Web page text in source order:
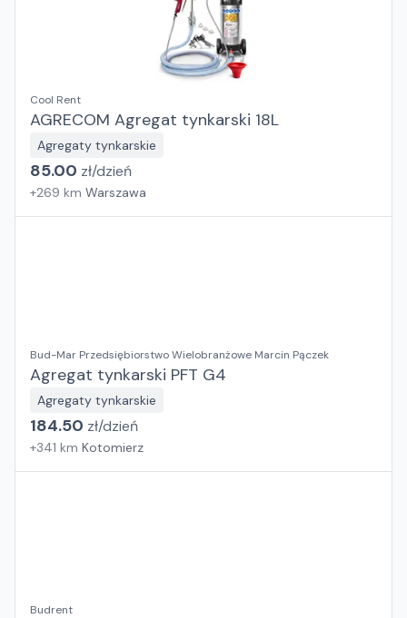
Cool Rent
AGRECOM Agregat tynkarski 18L
Agregaty tynkarskie
85.00 zł/dzień
+269 km Warszawa
Bud-Mar Przedsiębiorstwo Wielobranżowe Marcin Pączek
Agregat tynkarski PFT G4
Agregaty tynkarskie
184.50 zł/dzień
+341 km Kotomierz
Budrent